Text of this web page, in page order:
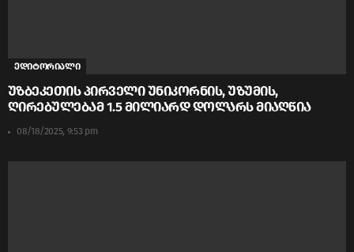
ედიტორიალი
უზბეკეთის პირველი უნიკორნის, უზუმის,
ღირებულებამ 1.5 მილიარდ დოლარს მიაღწია
08/18/2025, 9:53 pm